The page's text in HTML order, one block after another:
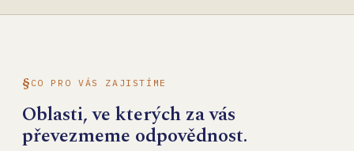
CO PRO VÁS ZAJISTÍME
Oblasti, ve kterých za vás
převezmeme odpovědnost.